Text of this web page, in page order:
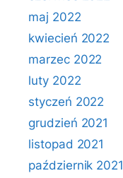
maj 2022
kwiecień 2022
marzec 2022
luty 2022
styczeń 2022
grudzień 2021
listopad 2021
październik 2021